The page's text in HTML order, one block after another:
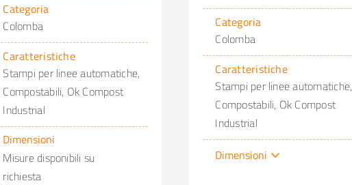
Categoria
Colomba
Caratteristiche
Stampi per linee automatiche,
Compostabili, Ok Compost
Industrial
Dimensioni
Misure disponibili su
richiesta
Categoria
Colomba
Caratteristiche
Stampi per linee automatiche,
Compostabili, Ok Compost
Industrial
Dimensioni